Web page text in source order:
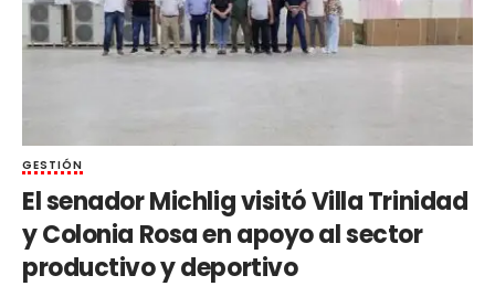
GESTIÓN
El senador Michlig visitó Villa Trinidad
y Colonia Rosa en apoyo al sector
productivo y deportivo